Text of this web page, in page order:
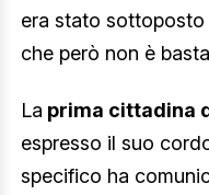
era stato
che però non è
La prima cittadina
espresso il suo
specifico ha